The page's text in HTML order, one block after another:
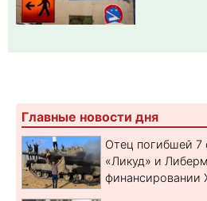
Главные новости дня
Отец погибшей 7
«Ликуд» и